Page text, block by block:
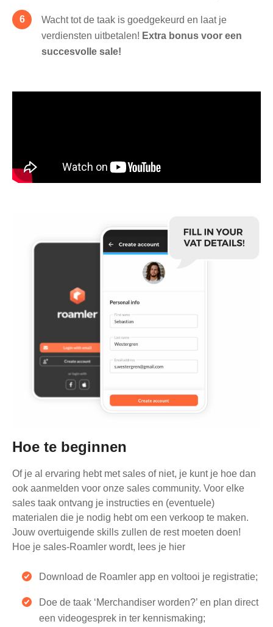
Wacht tot de taak is goedgekeurd en laat je
verdiensten uitbetalen! Extra bonus voor een
succesvolle sale!
Hoe te beginnen
Of je al ervaring hebt met sales of niet, je kunt je hoe dan
ook aanmelden voor onze sales community. Voor elke
sales taak ontvang je instructies en (eventuele)
materialen die je nodig hebt om een verkoop te maken.
Jouw overtuigende skills zullen de rest moeten doen!
Hoe je sales-Roamler wordt, lees je hier
Download de Roamler app en voltooi je registratie;
Doe de taak ‘Merchandiser worden?’ en plan direct
een videogesprek in ter kennismaking;